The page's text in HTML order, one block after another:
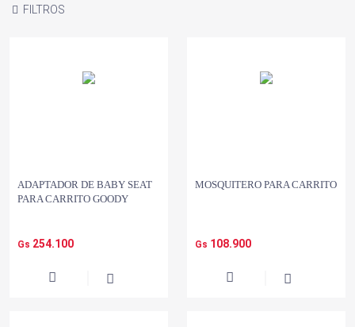
FILTROS
ADAPTADOR DE BABY SEAT
PARA CARRITO GOODY
Gs 254.100
MOSQUITERO PARA CARRITO
Gs 108.900